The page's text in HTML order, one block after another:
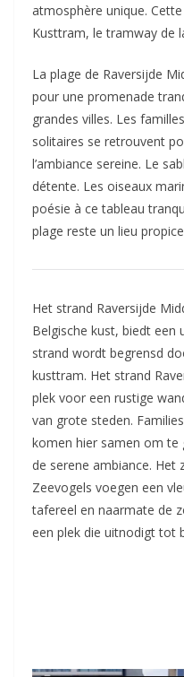
atmosphère unique.
Kusttram, le tramway de
La plage de Raversijde
pour une promenade
grandes villes. Les
solitaires se retrouvent
l’ambiance sereine. Le
détente. Les oiseaux
poésie à ce tableau
plage reste un lieu
Het strand Raversijde
Belgische kust, biedt een
strand wordt begrensd
kusttram. Het strand
plek voor een rustige
van grote steden.
komen hier samen om te
de serene ambiance.
Zeevogels voegen een
tafereel en naarmate de
een plek die uitnodigt tot